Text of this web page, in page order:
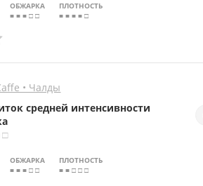
ОБЖАРКА
■ ■ ■ □ □
ПЛОТНОСТЬ
■ ■ ■ ■ □
• Чалды
средней интенсивности
□
ОБЖАРКА
■ ■ ■ □ □
ПЛОТНОСТЬ
■ ■ □ □ □